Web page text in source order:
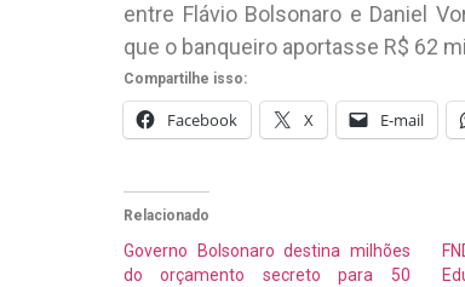
entre Flávio Bolsonaro e Daniel
que o banqueiro aportasse R$ 62
Compartilhe isso:
Facebook X E-mail
Relacionado
Governo Bolsonaro destina milhões
do orçamento secreto para 50